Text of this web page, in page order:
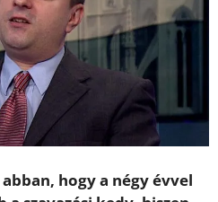
hogy a négy évvel